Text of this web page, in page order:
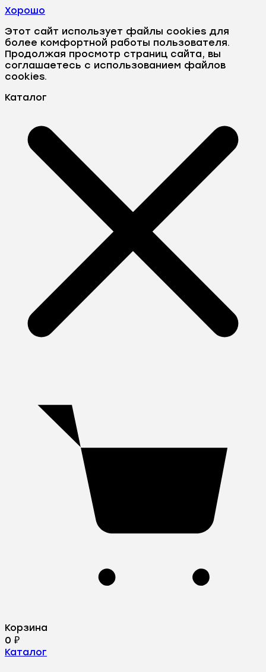
Хорошо
Этот сайт использует файлы cookies для
более комфортной работы пользователя.
Продолжая просмотр страниц сайта, вы
соглашаетесь с использованием файлов
cookies.
Каталог
Корзина
0 ₽
Каталог